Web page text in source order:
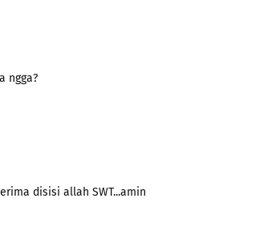
ngga?
disisi allah SWT...amin